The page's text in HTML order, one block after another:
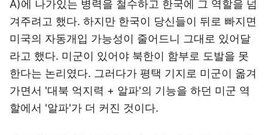
A)에 나가있는 병력을 철수하고 한국에 그 역할을 넘
겨주려고 했다. 하지만 한국이 당신들이 뒤로 빠지면
미국의 자동개입 가능성이 줄어드니 그대로 있어달
라고 했다. 미군이 있어야 북한이 함부로 도발을 못
한다는 논리였다. 그러다가 평택 기지로 미군이 옮겨
가면서 '대북 억지력 + 알파'의 기능을 하던 미군 역
할에서 '알파'가 더 커진 것이다.